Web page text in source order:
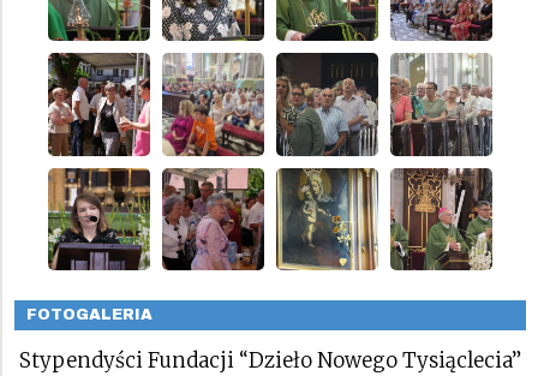
FOTOGALERIA
Stypendyści Fundacji “Dzieło Nowego Tysiąclecia”